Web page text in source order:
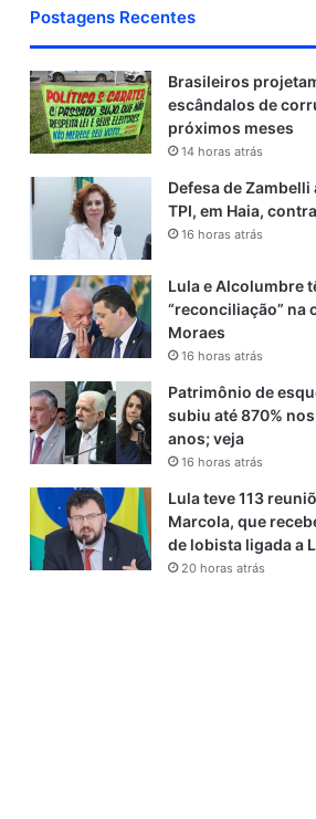
Postagens Recentes
Brasileiros
escândalos de
próximos meses
14 horas atrás
Defesa de
TPI, em Haia,
16 horas atrás
Lula e Alcolumbre
“reconciliação” na
Moraes
16 horas atrás
Patrimônio de
subiu até 870%
anos; veja
16 horas atrás
Lula teve 113
Marcola, que
de lobista ligada a
20 horas atrás